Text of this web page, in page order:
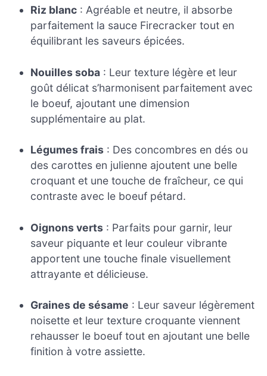
Riz blanc : Agréable et neutre, il absorbe
parfaitement la sauce Firecracker tout en
équilibrant les saveurs épicées.
Nouilles soba : Leur texture légère et leur
goût délicat s’harmonisent parfaitement avec
le boeuf, ajoutant une dimension
supplémentaire au plat.
Légumes frais : Des concombres en dés ou
des carottes en julienne ajoutent une belle
croquant et une touche de fraîcheur, ce qui
contraste avec le boeuf pétard.
Oignons verts : Parfaits pour garnir, leur
saveur piquante et leur couleur vibrante
apportent une touche finale visuellement
attrayante et délicieuse.
Graines de sésame : Leur saveur légèrement
noisette et leur texture croquante viennent
rehausser le boeuf tout en ajoutant une belle
finition à votre assiette.